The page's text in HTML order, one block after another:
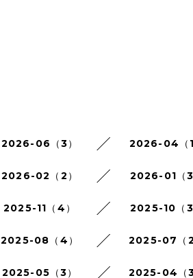
2026-06（3） 2026-04（1
2026-02（2） 2026-01（3
2025-11（4） 2025-10（3
2025-08（4） 2025-07（2
2025-05（3） 2025-04（3